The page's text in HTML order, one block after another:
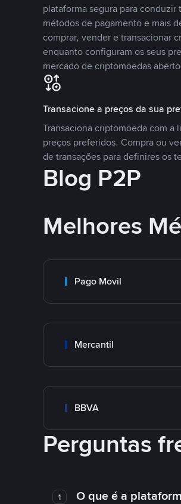
plataforma segura para
métodos de pagamento e mais
comprar, vender e transacionar
enquanto configuram os seus
mercado de criptomoedas
Transacione a preços da sua
Transaciona criptomoeda com a
preços preferidos. Compra ou
de transações para definires os
Blog P2P
Melhores
Pago Movil
Mercantil
BBVA
Perguntas
1 O que é a